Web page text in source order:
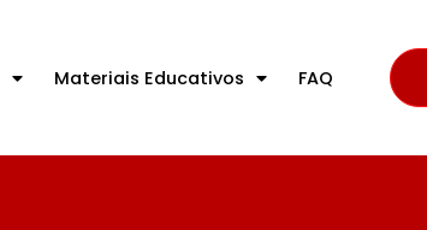
Materiais Educativos FAQ